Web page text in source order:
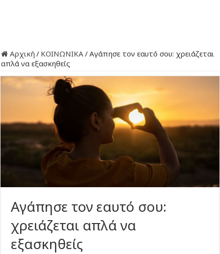
Αρχική / ΚΟΙΝΩΝΙΚΑ/Αγάπησε τον εαυτό σου: χρειάζεται
απλά να εξασκηθείς
Αγάπησε τον εαυτό σου:
χρειάζεται απλά να
εξασκηθείς